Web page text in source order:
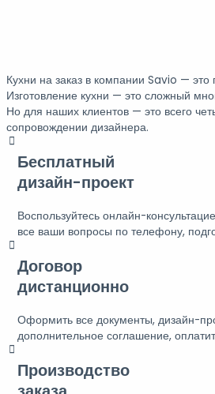
Кухни на заказ в компании Savio — это
Изготовление кухни — это сложный
Но для наших клиентов — это всего
сопровождении дизайнера.
Бесплатный
дизайн-проект
Воспользуйтесь онлайн-
все ваши вопросы по телефону,
Договор
дистанционно
Оформить все документы, дизайн-
дополнительное соглашение,
Производство